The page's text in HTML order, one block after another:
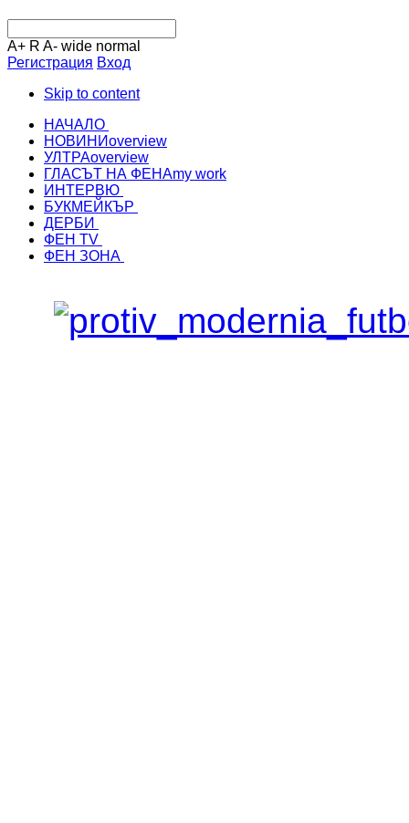
A+ R A- wide normal
Регистрация Вход
Skip to content
НАЧАЛО
НОВИНИoverview
УЛТРАoverview
ГЛАСЪТ НА ФЕНАmy work
ИНТЕРВЮ
БУКМЕЙКЪР
ДЕРБИ
ФЕН TV
ФЕН ЗОНА